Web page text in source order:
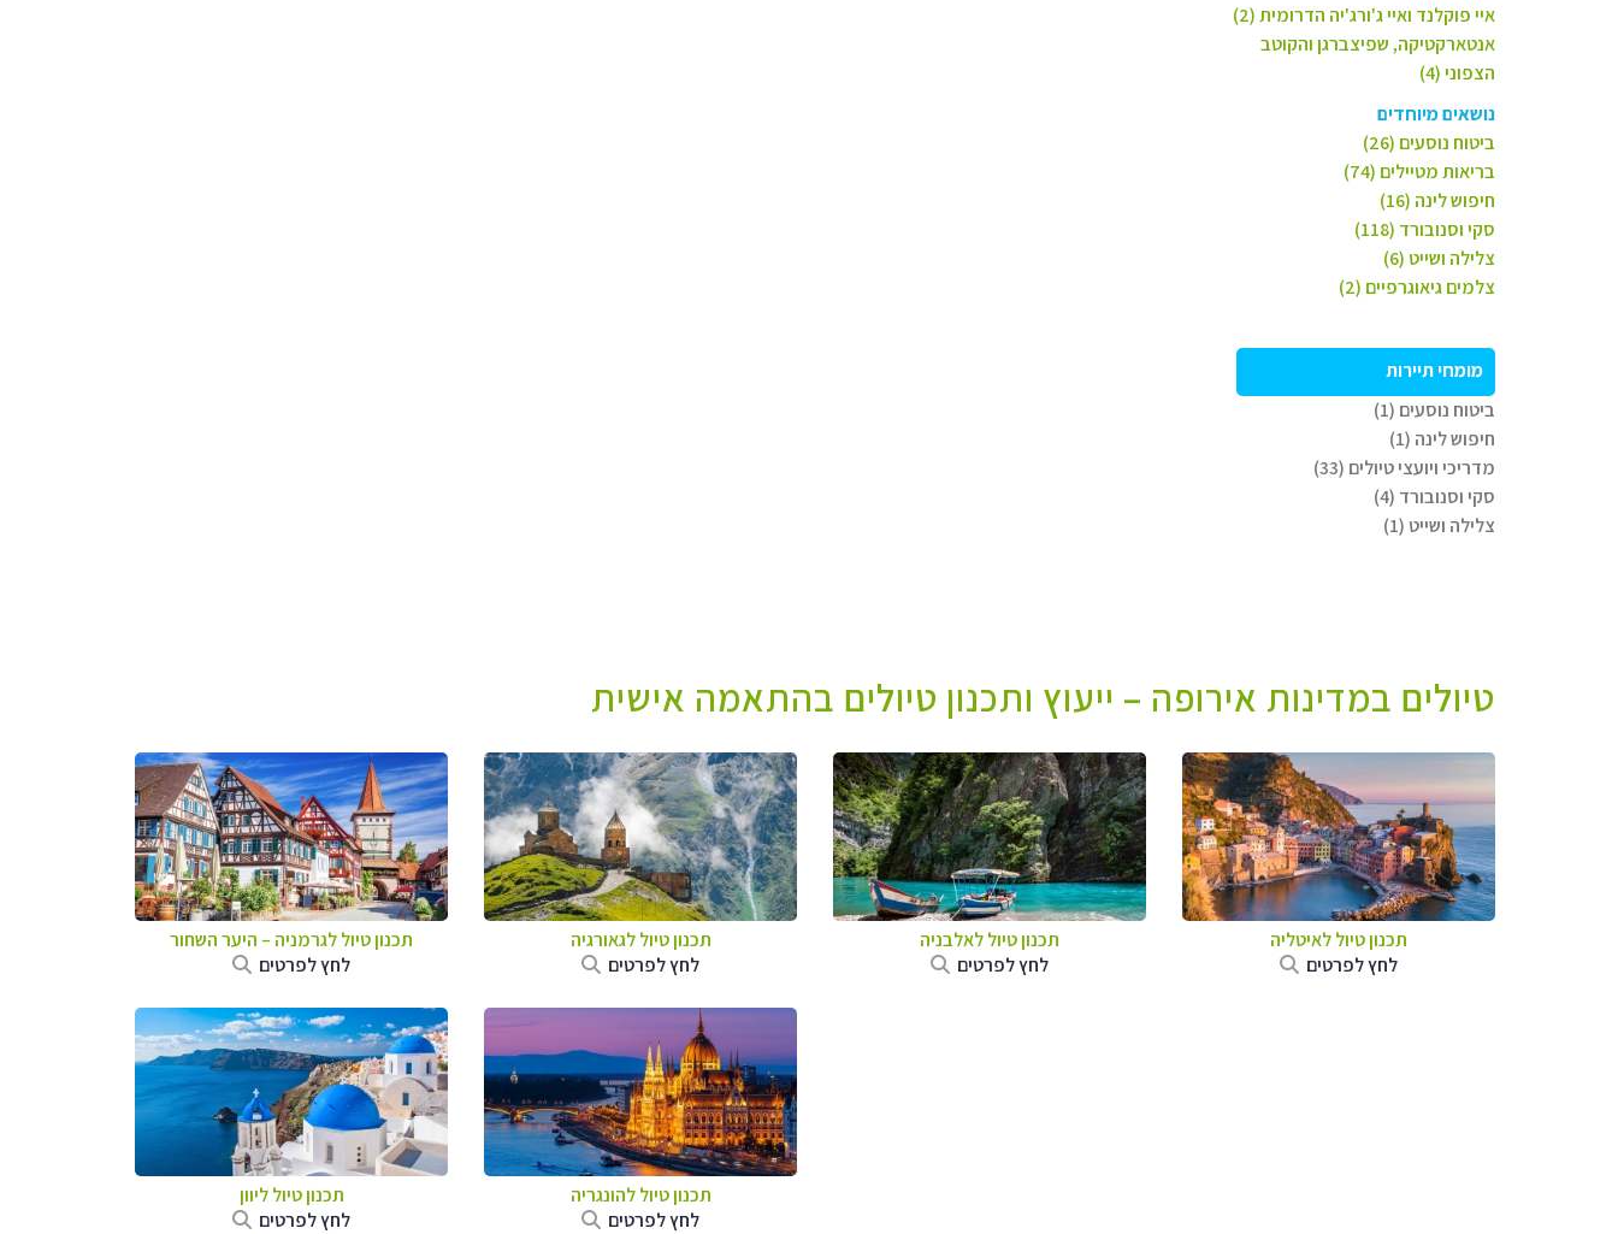
איי פוקלנד ואיי ג'ורג'יה הדרומית (2)
אנטארקטיקה, שפיצברגן והקוטב
הצפוני (4)
נושאים מיוחדים
ביטוח נוסעים (26)
בריאות מטיילים (74)
חיפוש לינה (16)
סקי וסנובורד (118)
צלילה ושייט (6)
צלמים גיאוגרפיים (2)
מומחי תיירות
ביטוח נוסעים (1)
חיפוש לינה (1)
מדריכי ויועצי טיולים (33)
סקי וסנובורד (4)
צלילה ושייט (1)
טיולים במדינות אירופה – ייעוץ ותכנון טיולים בהתאמה אישית
תכנון טיול לאיטליה
לחץ לפרטים
תכנון טיול לאלבניה
לחץ לפרטים
תכנון טיול לגאורגיה
לחץ לפרטים
תכנון טיול לגרמניה – היער השחור
לחץ לפרטים
תכנון טיול להונגריה
לחץ לפרטים
תכנון טיול ליוון
לחץ לפרטים